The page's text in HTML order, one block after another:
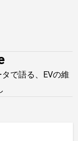
で語る、EVの維